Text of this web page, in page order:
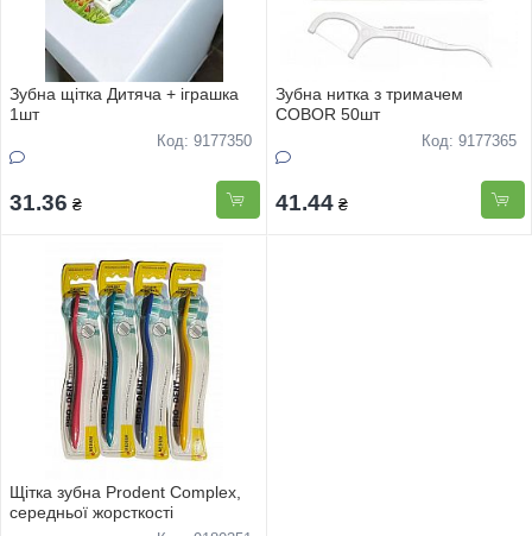
Зубна щітка Дитяча + іграшка
1шт
Код: 9177350
31.36 ₴
Зубна нитка з тримачем
COBOR 50шт
Код: 9177365
41.44 ₴
Щітка зубна Prodent Complex,
середньої жорсткості